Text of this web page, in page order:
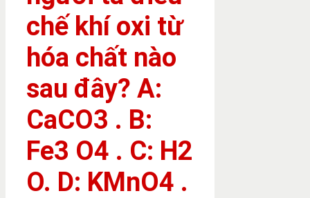
chế khí oxi từ
hóa chất nào
sau đây? A:
CaCO3 . B:
Fe3 O4 . C: H2
O. D: KMnO4 .